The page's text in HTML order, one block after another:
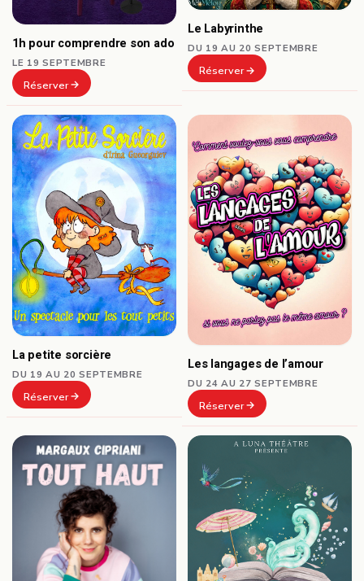
1h pour comprendre son ado
LE 19 SEPTEMBRE
Réserver
Le Labyrinthe
DU 19 AU 20 SEPTEMBRE
Réserver
La petite sorcière
DU 19 AU 20 SEPTEMBRE
Réserver
Les langages de l’amour
DU 24 AU 27 SEPTEMBRE
Réserver